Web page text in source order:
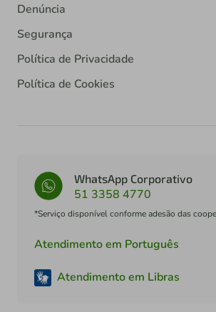
Denúncia
Segurança
Política de Privacidade
Política de Cookies
WhatsApp Corporativo
51 3358 4770
*Serviço disponível conforme adesão das
Atendimento em Português
Atendimento em Libras